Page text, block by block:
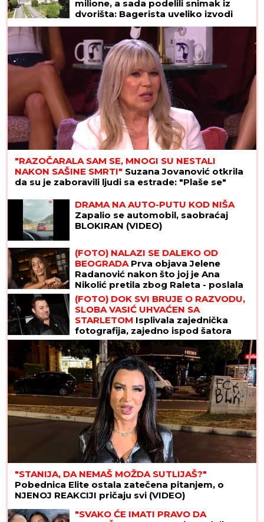
milione, a sada podelili snimak iz
dvorišta: Bagerista uveliko izvodi
radove (Video)
"RAZOČARALA SAM SE, MNOGI SU NESTALI
NAKON SAŠINE SMRTI" Suzana Jovanović otkrila
da su je zaboravili ljudi sa estrade: "Plaše se"
DRAMA NA AUTO-PUTU KOD NIŠA
Zapalio se automobil, saobraćaj
BLOKIRAN (VIDEO)
(FOTO) NALAZI SE DALEKO OD
BEOGRADA Prva objava Jelene
Radanović nakon što joj je Ana
Nikolić pretila zbog Raleta - poslala
joj jezive poruke
(FOTO) DOK SVI BRUJE O RAZVODU,
SLOBA VASIĆ UHVAĆEN SA
STARLETOM Isplivala zajednička
fotografija, zajedno ispod šatora
"STANIJA, DA NEMAŠ MOŽDA SUTLIJAŠ?"
Pobednica Elite ostala zatečena pitanjem, o
NJENOJ REAKCIJI pričaju svi (VIDEO)
"SVAKO ĆE IMATI PRAVO DA